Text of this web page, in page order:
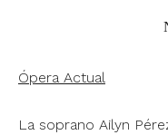
Ópera Actual
La soprano Ailyn